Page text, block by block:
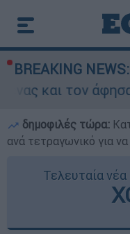
BREAKING NEWS:
νεκρό στο
δημοφιλές τώρα:
ανά τετραγωνικό για
Τελευταία νέα